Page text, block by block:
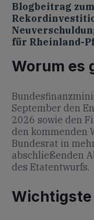
Blogbeitrag
für Rheinland-
Worum es
September den
2026 sowie den
den kommenden
Bundesrat in
abschließenden
des Etatentwurfs.
Wichtigste